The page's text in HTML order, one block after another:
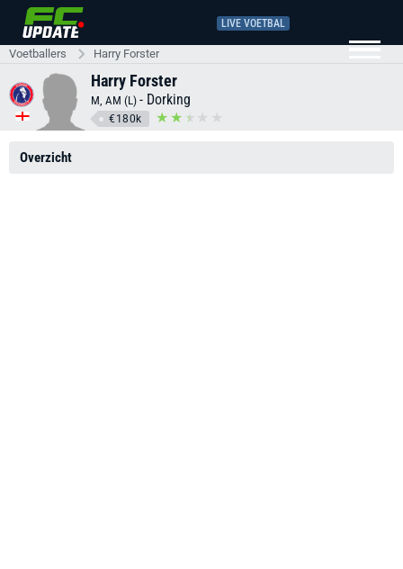
LIVE VOETBAL
Voetballers Harry Forster
Harry Forster
M, AM (L) - Dorking
€180k
Overzicht